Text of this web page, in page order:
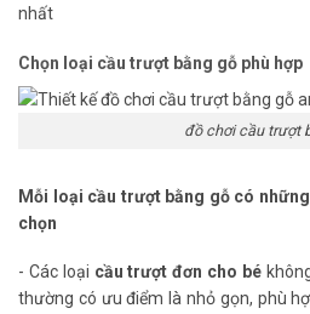
nhất
Chọn loại cầu trượt bằng gỗ phù hợp
đồ chơi cầu trượt
Mỗi loại cầu trượt bằng gỗ có
chọn
- Các loại cầu trượt đơn cho bé
thường có ưu điểm là nhỏ gọn, phù